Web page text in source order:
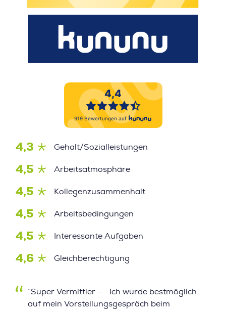
4,3 Gehalt/Sozialleistungen
4,5 Arbeitsatmosphäre
4,5 Kollegenzusammenhalt
4,5 Arbeitsbedingungen
4,5 Interessante Aufgaben
4,6 Gleichberechtigung
”Super Vermittler – Ich wurde bestmöglich
auf mein Vorstellungsgespräch beim